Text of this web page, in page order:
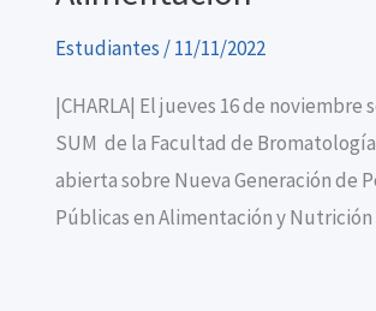
Estudiantes /11/11/2022
|CHARLA| El jueves 16 de noviembre
SUM de la Facultad de
abierta sobre Nueva Generación de
Públicas en Alimentación y Nutrición